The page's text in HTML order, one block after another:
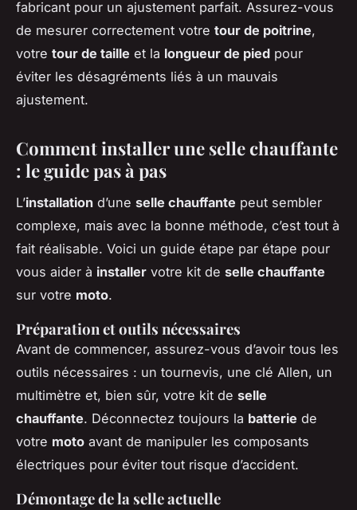
fabricant pour un ajustement parfait. Assurez-vous
de mesurer correctement votre tour de poitrine,
votre tour de taille et la longueur de pied pour
éviter les désagréments liés à un mauvais
ajustement.
Comment installer une selle chauffante
: le guide pas à pas
L’installation d’une selle chauffante peut sembler
complexe, mais avec la bonne méthode, c’est tout à
fait réalisable. Voici un guide étape par étape pour
vous aider à installer votre kit de selle chauffante
sur votre moto.
Préparation et outils nécessaires
Avant de commencer, assurez-vous d’avoir tous les
outils nécessaires : un tournevis, une clé Allen, un
multimètre et, bien sûr, votre kit de selle
chauffante. Déconnectez toujours la batterie de
votre moto avant de manipuler les composants
électriques pour éviter tout risque d’accident.
Démontage de la selle actuelle